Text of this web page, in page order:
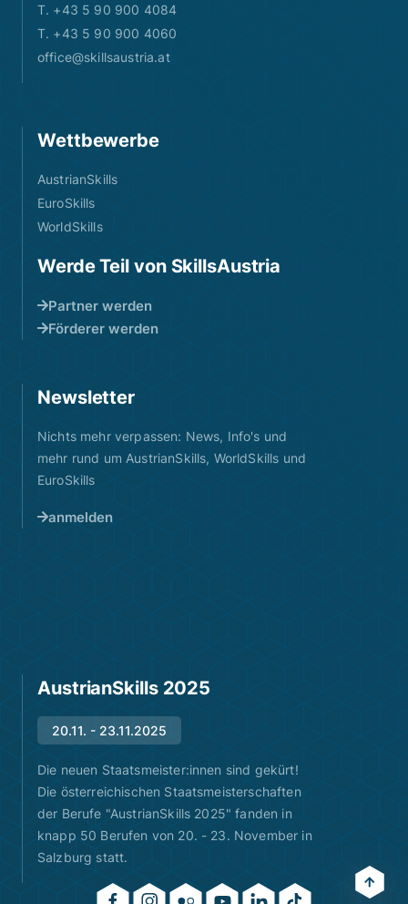
T. +43 5 90 900 4084
T. +43 5 90 900 4060
office@skillsaustria.at
Wettbewerbe
AustrianSkills
EuroSkills
WorldSkills
Werde Teil von SkillsAustria
Partner werden
Förderer werden
Newsletter
Nichts mehr verpassen: News, Info's und
mehr rund um AustrianSkills, WorldSkills und
EuroSkills
anmelden
AustrianSkills 2025
20.11. - 23.11.2025
Die neuen Staatsmeister:innen sind gekürt!
Die österreichischen Staatsmeisterschaften
der Berufe "AustrianSkills 2025" fanden in
knapp 50 Berufen von 20. - 23. November in
Salzburg statt.